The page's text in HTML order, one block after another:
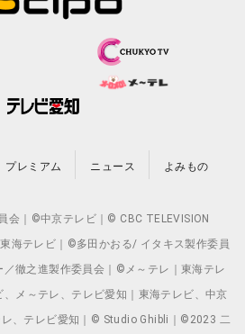
プレミアム ニュース よみもの
会｜©中京テレビ｜© CBC TELEVISION
海テレビ｜©多田かおる/ イタキス製作委員
徹之進製作委員会｜©メ～テレ｜東海テレ
、メ～テレ、テレビ愛知｜東海テレビ、中京
レ、テレビ愛知｜© Studio Ghibli｜©2023 二